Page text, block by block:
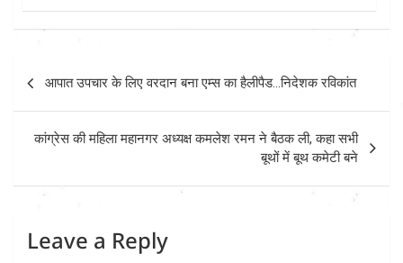
navigation
आपात उपचार के लिए वरदान बना एम्स का हैलीपैड…निदेशक रविकांत
कांग्रेस की महिला महानगर अध्यक्ष कमलेश रमन ने बैठक ली, कहा सभी
बूथों में बूथ कमेटी बने
Leave a Reply